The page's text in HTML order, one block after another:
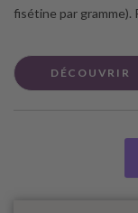
fisétine par gramme).
DÉCOUVRIR